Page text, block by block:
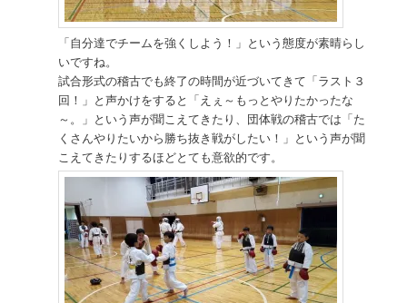
「自分達でチームを強くしよう！」という態度が素晴らし
いですね。
試合形式の稽古でも終了の時間が近づいてきて「ラスト３
回！」と声かけをすると「えぇ～もっとやりたかったな
～。」という声が聞こえてきたり、団体戦の稽古では「た
くさんやりたいから勝ち抜き戦がしたい！」という声が聞
こえてきたりするほどとても意欲的です。